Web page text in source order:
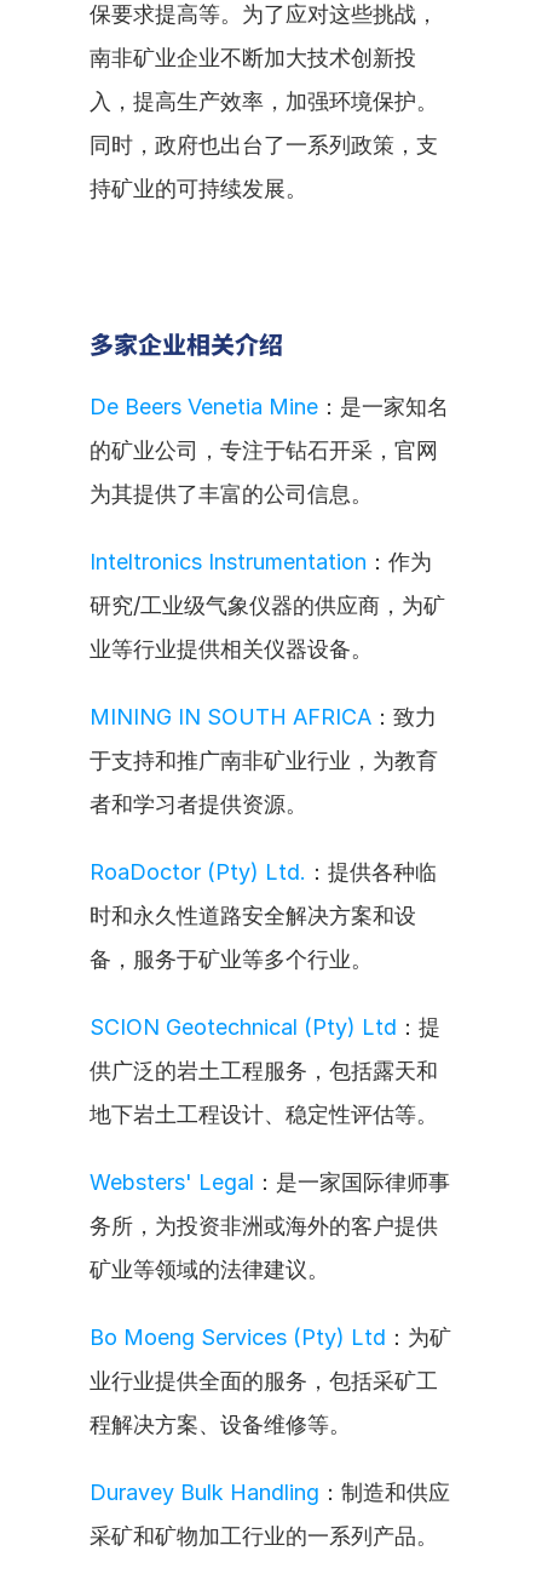
保要求提高等。为了应对这些挑战，
南非矿业企业不断加大技术创新投
入，提高生产效率，加强环境保护。
同时，政府也出台了一系列政策，支
持矿业的可持续发展。
多家企业相关介绍
De Beers Venetia Mine ：是一家知名
的矿业公司，专注于钻石开采，官网
为其提供了丰富的公司信息。
Inteltronics Instrumentation ：作为
研究/工业级气象仪器的供应商，为矿
业等行业提供相关仪器设备。
MINING IN SOUTH AFRICA ：致力
于支持和推广南非矿业行业，为教育
者和学习者提供资源。
RoaDoctor (Pty) Ltd. ：提供各种临
时和永久性道路安全解决方案和设
备，服务于矿业等多个行业。
SCION Geotechnical (Pty) Ltd ：提
供广泛的岩土工程服务，包括露天和
地下岩土工程设计、稳定性评估等。
Websters' Legal ：是一家国际律师事
务所，为投资非洲或海外的客户提供
矿业等领域的法律建议。
Bo Moeng Services (Pty) Ltd ：为矿
业行业提供全面的服务，包括采矿工
程解决方案、设备维修等。
Duravey Bulk Handling ：制造和供应
采矿和矿物加工行业的一系列产品。